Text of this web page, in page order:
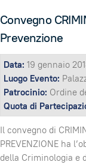
Convegno
Prevenzione
Data: 19 gennaio
Luogo Evento:
Patrocinio: Ordine
Quota di
Il convegno di
PREVENZIONE ha
della Criminologia e